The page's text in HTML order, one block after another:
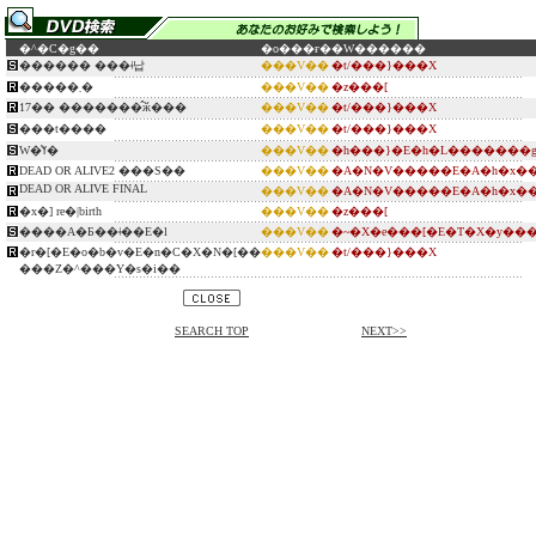
�^�C�g�� �o���ғ��W������
������ ���ǂ납
���V���t/���}���X
�����܂�
���V���z���[
17�� �������̂ӂ���
���V���t/���}���X
���t����
���V���t/���}���X
W�̔ߌ�
���V���h���}�E�h�L�������g
DEAD OR ALIVE2 ���S��
���V��
DEAD OR ALIVE FINAL
���V��
�x�] re�|birth
���V���z���[
����A�Ƃ��ǂ��E�l
���V��
�r�[�E�o�b�v�E�n�C�X�N�[��
���Z�^���Y�s�i��
���V���t/���}���X
SEARCH TOP NEXT>>